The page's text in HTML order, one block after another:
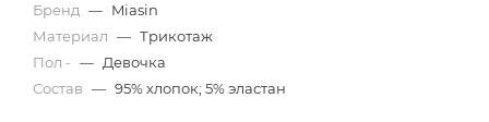
Бренд — Miasin
Материал — Трикотаж
Пол - — Девочка
Состав — 95% хлопок; 5% эластан